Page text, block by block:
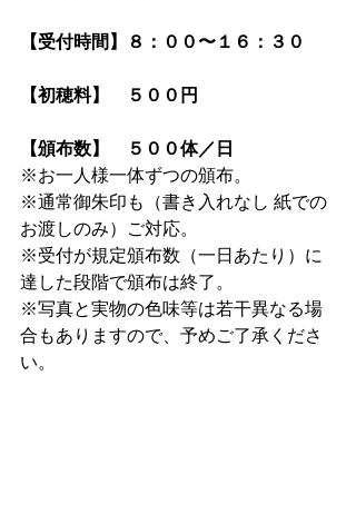
【受付時間】８：００〜１６：３０⁠
【初穂料】　５００円
【頒布数】　５００体／日
※お一人様一体ずつの頒布。⁠
※通常御朱印も（書き入れなし 紙での
お渡しのみ）ご対応。
※受付が規定頒布数（一日あたり）に
達した段階で頒布は終了。
※写真と実物の色味等は若干異なる場
合もありますので、予めご了承くださ
い。